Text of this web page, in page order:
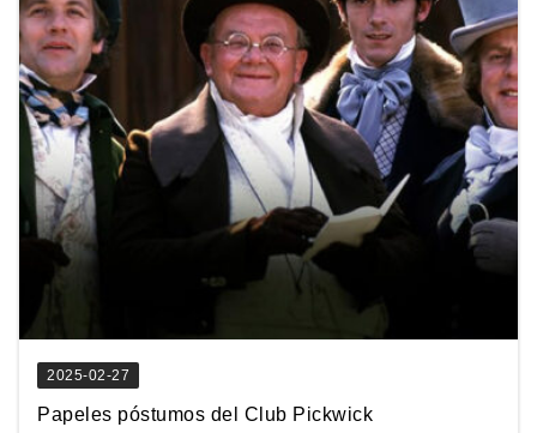
2025-02-27
Papeles póstumos del Club Pickwick